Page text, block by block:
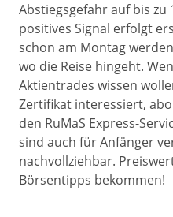
Abstiegsgefahr auf bis zu
positives Signal erfolgt
schon am Montag
wo die Reise hingeht.
Aktientrades wissen
Zertifikat interessiert,
den RuMaS Express-
sind auch für Anfänger
nachvollziehbar.
Börsentipps bekommen!